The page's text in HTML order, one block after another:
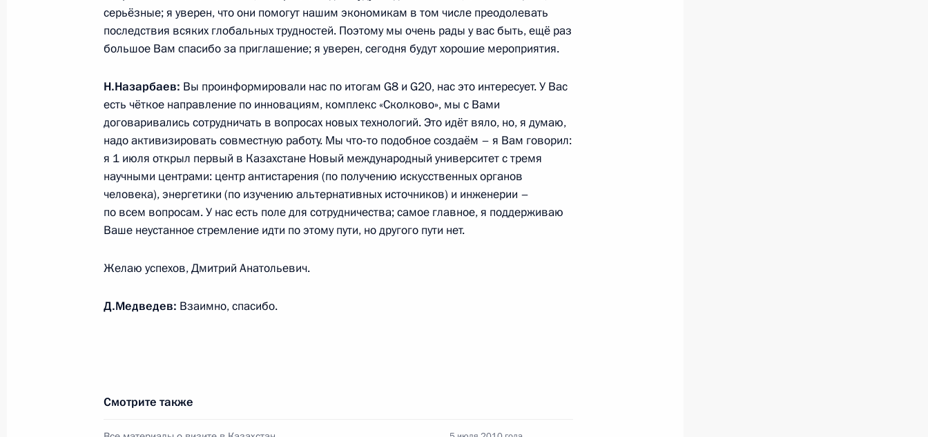
Кожемяко
3 июля 2010 года, 11:30 Благовещенск
Стенографический отчёт о совещании по таможенной
и миграционной проблематике в приграничных регионах
3 июля 2010 года, 10:40 Благовещенск
Таможенный союз является для России абсолютным приоритетом
3 июля 2010 года, 10:40 Благовещенск
2
2 июля 2010 года, пятница
серьёзные; я уверен, что они помогут нашим экономикам в том числе преодолевать
последствия всяких глобальных трудностей. Поэтому мы очень рады у вас быть, ещё раз
большое Вам спасибо за приглашение; я уверен, сегодня будут хорошие мероприятия.
Н.Назарбаев: Вы проинформировали нас по итогам G8 и G20, нас это интересует. У Вас
есть чёткое направление по инновациям, комплекс «Сколково», мы с Вами
договаривались сотрудничать в вопросах новых технологий. Это идёт вяло, но, я думаю,
надо активизировать совместную работу. Мы что‑то подобное создаём – я Вам говорил:
я 1 июля открыл первый в Казахстане Новый международный университет с тремя
научными центрами: центр антистарения (по получению искусственных органов
человека), энергетики (по изучению альтернативных источников) и инженерии –
по всем вопросам. У нас есть поле для сотрудничества; самое главное, я поддерживаю
Ваше неустанное стремление идти по этому пути, но другого пути нет.
Желаю успехов, Дмитрий Анатольевич.
Д.Медведев: Взаимно, спасибо.
Смотрите также